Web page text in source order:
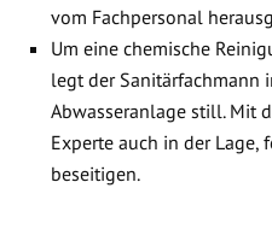
vom Fachpersonal
Um eine chemische
legt der Sanitärfachmann
Abwasseranlage still. Mit
Experte auch in der Lage,
beseitigen.